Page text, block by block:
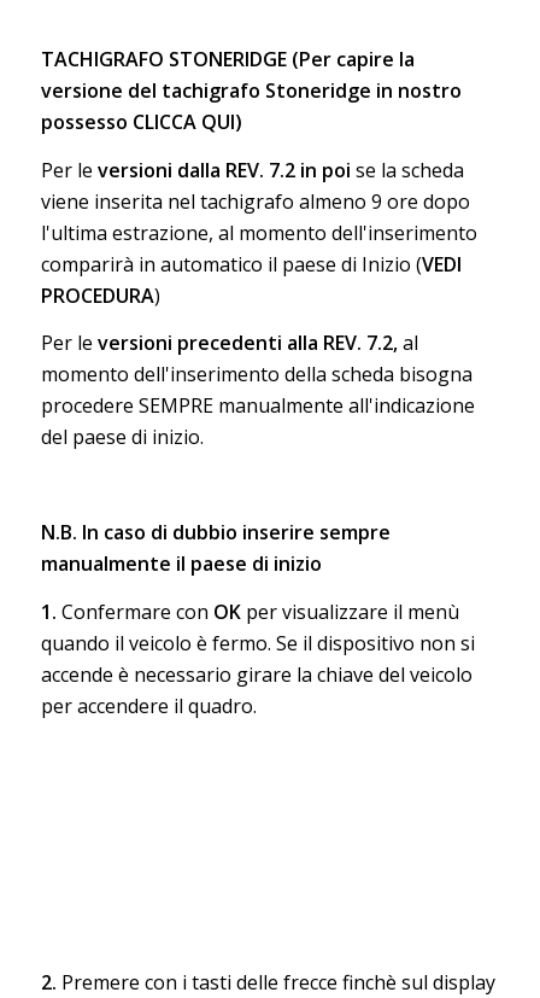
TACHIGRAFO STONERIDGE(Per capire la
versione del tachigrafo Stoneridge in nostro
possesso CLICCA QUI)
Per le versioni dalla REV. 7.2 in poi se la scheda
viene inserita nel tachigrafo almeno 9 ore dopo
l'ultima estrazione, al momento dell'inserimento
comparirà in automatico il paese di Inizio (VEDI
PROCEDURA)
Per le versioni precedenti alla REV. 7.2,al
momento dell'inserimento della scheda bisogna
procedere SEMPRE manualmente all'indicazione
del paese di inizio.
N.B. In caso di dubbio inserire sempre
manualmente il paese di inizio
1. Confermare con OKper visualizzare il menù
quando il veicolo è fermo. Se il dispositivo non si
accende è necessario girare la chiave del veicolo
per accendere il quadro.
2. Premere con i tasti delle frecce finchè sul display